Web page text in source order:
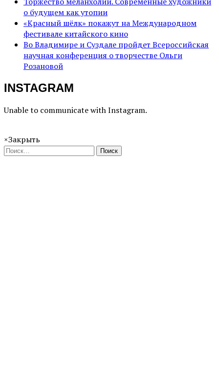
о будущем как утопии
«Красный шёлк» покажут на Международном
фестивале китайского кино
Во Владимире и Суздале пройдет Всероссийская
научная конференция о творчестве Ольги
Розановой
INSTAGRAM
Unable to communicate with Instagram.
×Закрыть
Поиск